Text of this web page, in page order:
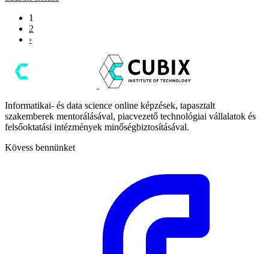
1
2
›
Informatikai- és data science online képzések, tapasztalt
szakemberek mentorálásával, piacvezető technológiai vállalatok és
felsőoktatási intézmények minőségbiztosításával.
Kövess bennünket